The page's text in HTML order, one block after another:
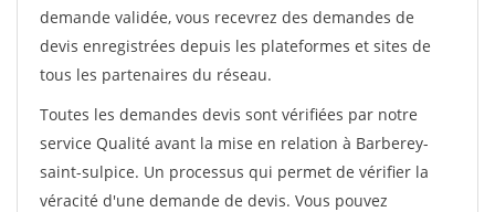
demande validée, vous recevrez des demandes de
devis enregistrées depuis les plateformes et sites de
tous les partenaires du réseau.
Toutes les demandes devis sont vérifiées par notre
service Qualité avant la mise en relation à Barberey-
saint-sulpice. Un processus qui permet de vérifier la
véracité d'une demande de devis. Vous pouvez